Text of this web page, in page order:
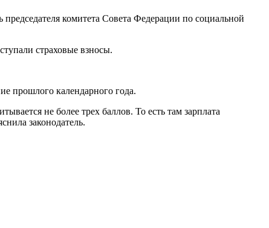
председателя комитета Совета Федерации по социальной
страховые взносы.
прошлого календарного года.
не более трех баллов. То есть там зарплата
законодатель.